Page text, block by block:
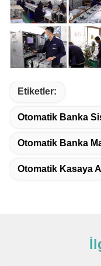
Etiketler:
Otomatik Banka
Otomatik Banka
Otomatik Kasaya